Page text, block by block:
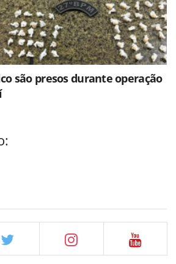
são presos durante operação